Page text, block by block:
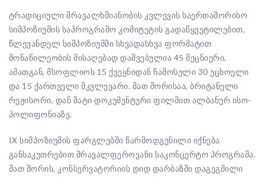
ტრადიციული მრავალხმიანობის კვლევის საერთაშორისო
სიმპოზიუმის საპროგრამო კომიტეტის გადაწყვეტილებით,
წლევანდელ სიმპოზიუმში სხვადასხვა ფორმატით
მონაწილეობის მისაღებად დაშვებულია 45 მეცნიერი,
ამათგან, მსოფლიოს 15 ქვეყნიდან ჩამოსული 30 უცხოელი
და 15 ქართველი მკვლევარი. მათ შორისაა, ბრიტანელი
რეჟისორი, დან შატი დოკუმენტური ფილმით ალბანურ ისო-
პოლიფონიაზე.
IX სიმპოზიუმის ფარგლებში წარმოდგენილი იქნება
განსაკუთრებით მრავალფეროვანი საკონცერტო პროგრამა.
მათ შორის, კონსერვატორიის დიდ დარბაზში დაგეგმილი